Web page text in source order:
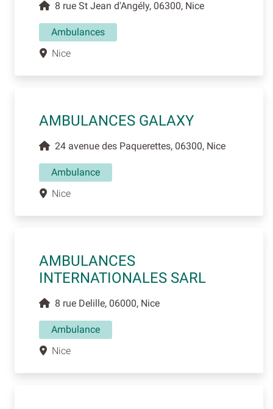
8 rue St Jean d'Angély, 06300, Nice
Ambulances
Nice
AMBULANCES GALAXY
24 avenue des Paquerettes, 06300, Nice
Ambulance
Nice
AMBULANCES
INTERNATIONALES SARL
8 rue Delille, 06000, Nice
Ambulance
Nice